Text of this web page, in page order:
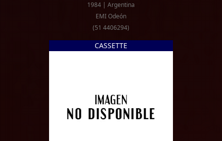
1984 | Argentina
EMI Odeón
(51 4406294)
CASSETTE